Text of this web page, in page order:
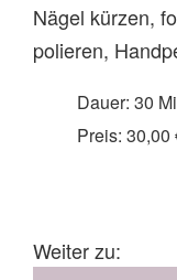
Nägel kürzen,
polieren,
Dauer: 30
Preis: 30,00
Weiter zu: